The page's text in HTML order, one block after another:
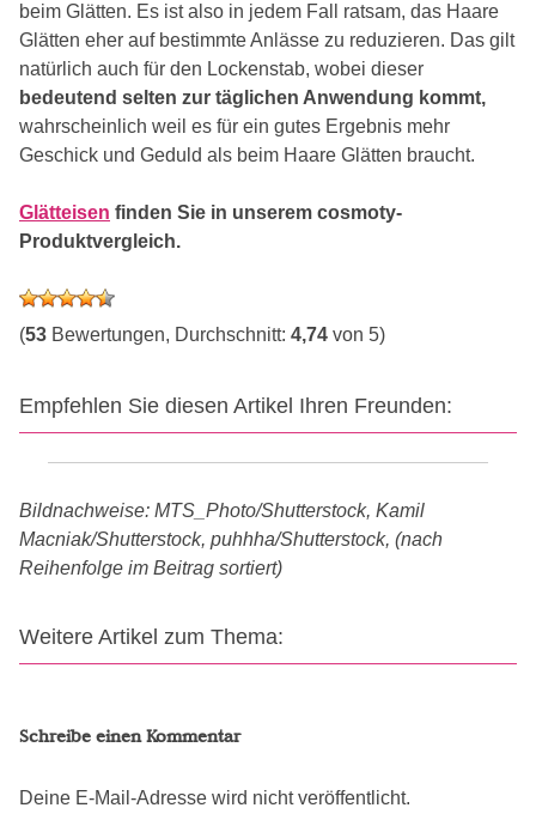
beim Glätten. Es ist also in jedem Fall ratsam, das Haare
Glätten eher auf bestimmte Anlässe zu reduzieren. Das gilt
natürlich auch für den Lockenstab, wobei dieser
bedeutend selten zur täglichen Anwendung kommt,
wahrscheinlich weil es für ein gutes Ergebnis mehr
Geschick und Geduld als beim Haare Glätten braucht.
Glätteisen finden Sie in unserem cosmoty-
Produktvergleich.
(53 Bewertungen, Durchschnitt: 4,74 von 5)
Empfehlen Sie diesen Artikel Ihren Freunden:
Bildnachweise: MTS_Photo/Shutterstock, Kamil
Macniak/Shutterstock, puhhha/Shutterstock, (nach
Reihenfolge im Beitrag sortiert)
Weitere Artikel zum Thema:
Schreibe einen Kommentar
Deine E-Mail-Adresse wird nicht veröffentlicht.